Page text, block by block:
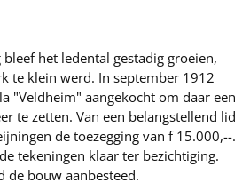
het ledental gestadig groeien,
te klein werd. In september 1912
"Veldheim" aangekocht om daar een
te zetten. Van een belangstellend lid
de toezegging van f 15.000,--.
tekeningen klaar ter bezichtiging.
de bouw aanbesteed.